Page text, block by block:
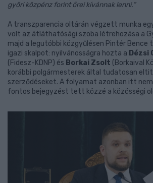
győri közpénz forint őrei kívánnak lenni.”
A transzparencia oltárán végzett munka
volt az átláthatósági szoba létrehozása a
majd a legutóbbi közgyűlésen Pintér
igazi skalpot: nyilvánosságra hozta a Dézsi
(Fidesz-KDNP) és Borkai Zsolt (Borkaival
korábbi polgármesterek által tudatosan
szerződéseket. A folyamat azonban itt
fontos bejegyzést tett közzé a közösségi